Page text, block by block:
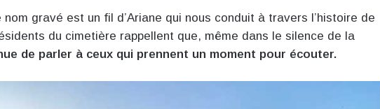
gravé est un fil d’Ariane qui nous conduit à travers l’histoire de
du cimetière rappellent que, même dans le silence de la
de parler à ceux qui prennent un moment pour écouter.